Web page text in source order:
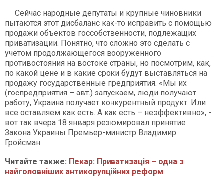
Сейчас народные депутаты и крупные чиновники
пытаются этот дисбаланс как-то исправить с помощью
продажи объектов госсобственности, подлежащих
приватизации. Понятно, что сложно это сделать с
учетом продолжающегося вооруженного
противостояния на востоке страны, но посмотрим, как,
по какой цене и в какие сроки будут выставляться на
продажу государственные предприятия. «Мы их
(госпредприятия – авт.) запускаем, люди получают
работу, Украина получает конкурентный продукт. Или
все оставляем как есть. А как есть – неэффективно», -
вот так вчера 18 января резюмировал принятие
Закона Украины Премьер-министр Владимир
Гройсман.
Читайте также: Пекар: Приватизація – одна з
найголовніших антикорупційних реформ